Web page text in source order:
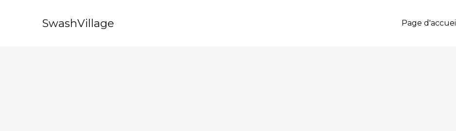
SwashVillage Page d'accueil